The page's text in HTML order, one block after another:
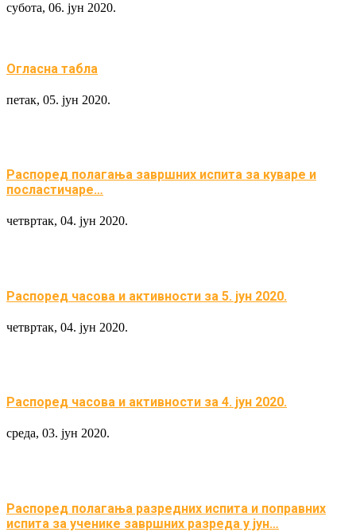
субота, 06. јун 2020.
Огласна табла
петак, 05. јун 2020.
Распоред полагања завршних испита за куваре и
посластичаре…
четвртак, 04. јун 2020.
Распоред часова и активности за 5. јун 2020.
четвртак, 04. јун 2020.
Распоред часова и активности за 4. јун 2020.
среда, 03. јун 2020.
Распоред полагања разредних испита и поправних
испита за ученике завршних разреда у јун…